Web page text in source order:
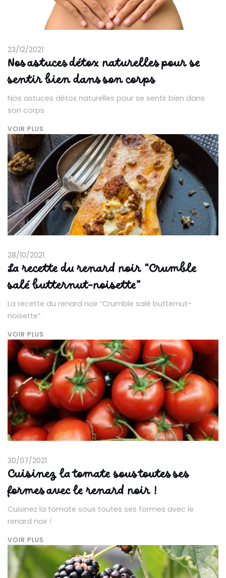
23/12/2021
Nos astuces détox naturelles pour se
sentir bien dans son corps
Nos astuces détox naturelles pour se sentir bien dans
son corps
VOIR PLUS
28/10/2021
La recette du renard noir “Crumble
salé butternut-noisette”
La recette du renard noir “Crumble salé butternut-
noisette”
VOIR PLUS
30/07/2021
Cuisinez la tomate sous toutes ses
formes avec le renard noir !
Cuisinez la tomate sous toutes ses formes avec le
renard noir !
VOIR PLUS